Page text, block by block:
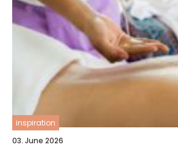
inspiration
03. June 2026